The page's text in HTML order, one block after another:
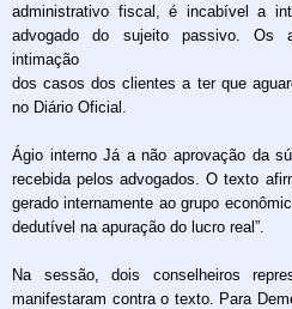
administrativo fiscal, é incabível a
advogado do sujeito passivo. Os
intimação
dos casos dos clientes a ter que
no Diário Oficial.
Ágio interno Já a não aprovação da
recebida pelos advogados. O texto
gerado internamente ao grupo
dedutível na apuração do lucro real”.
Na sessão, dois conselheiros
manifestaram contra o texto. Para